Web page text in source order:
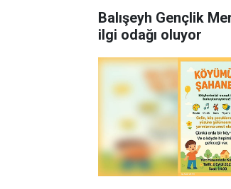
Balışeyh Gençlik
ilgi odağı oluyor